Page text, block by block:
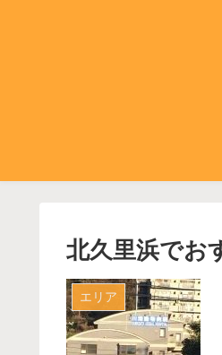
北久里浜でお
エリア